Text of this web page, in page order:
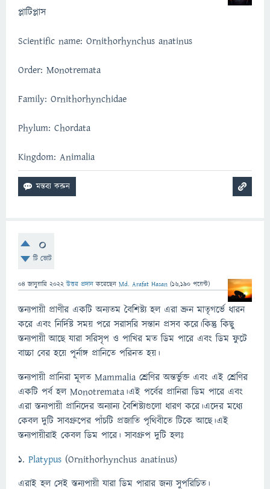
প্লাটিপ্লাস
Scientific name: Ornithorhynchus anatinus
Order: Monotremata
Family: Ornithorhynchidae
Phylum: Chordata
Kingdom: Animalia
0
টি ভোট
04 জানুয়ারি 2022 উত্তর প্রদান করেছেন Md. Arafat Hasan (16,190 পয়েন্ট)
স্তন্যপায়ী প্রাণীর একটি অন্যতম বৈশিষ্ট্য হল এরা ভ্রুন মাতৃগর্ভে ধারন
করে এবং নির্দিষ্ট সময় পরে সরাসরি সন্তান প্রসব করে।কিন্তু কিছু
স্তন্যপায়ী আছে যারা সরিসৃপ ও পাখির মত ডিম পারে এবং ডিম ফুটে
বাচ্চা বের হয়ে পূর্নাঙ্গ প্রানিতে পরিনত হয়।
স্তন্যপায়ী প্রানিরা মূলত Mammalia শ্রেণির অন্তর্ভুক্ত এবং এই শ্রেণির
একটি পর্ব হল Monotremata।এই পর্বের প্রানিরা ডিম পারে এবং
এরা স্তন্যপায়ী প্রানিদের অন্যান্য বৈশিষ্ট্যগুলো ধারণ করে।এদের মধ্যে
কেবল দুটি সাবগ্রুপের পাঁচটি প্রজাতি পৃথিবীতে টিকে আছে।এই
স্তন্যপায়ীরাই কেবল ডিম পারে। সাবগ্রুপ দুটি হলঃ
1. Platypus (Ornithorhynchus anatinus)
এরাই হল সেই স্তন্যপায়ী যারা ডিম পারার জন্য সুপরিচিত।